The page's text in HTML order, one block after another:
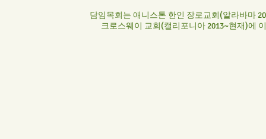
담임목회는 애니스톤 한인 장로교회(알라바마
크로스웨이 교회(캘리포니아 2013~현재)에